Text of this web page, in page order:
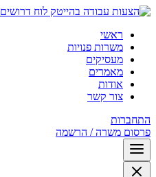
לוח דרושים
ראשי
משרות פנויות
מעסיקים
מאמרים
אודות
צור קשר
התחברות
פרסום משרה / הרשמה